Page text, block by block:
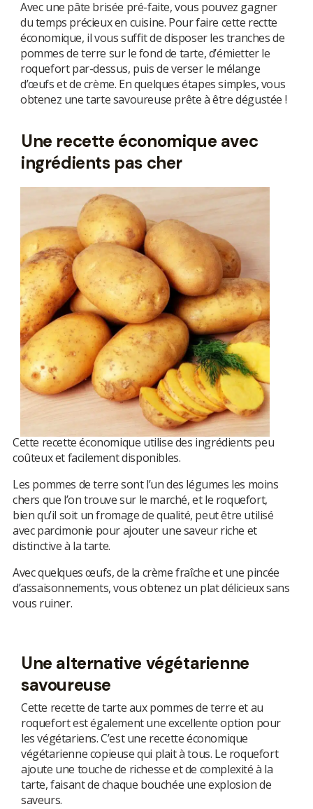
Avec une pâte brisée pré-faite, vous pouvez gagner
du temps précieux en cuisine. Pour faire cette rectte
économique, il vous suffit de disposer les tranches de
pommes de terre sur le fond de tarte, d’émietter le
roquefort par-dessus, puis de verser le mélange
d’œufs et de crème. En quelques étapes simples, vous
obtenez une tarte savoureuse prête à être dégustée !
Une recette économique avec
ingrédients pas cher
Cette recette économique utilise des ingrédients peu
coûteux et facilement disponibles.
Les pommes de terre sont l’un des légumes les moins
chers que l’on trouve sur le marché, et le roquefort,
bien qu’il soit un fromage de qualité, peut être utilisé
avec parcimonie pour ajouter une saveur riche et
distinctive à la tarte.
Avec quelques œufs, de la crème fraîche et une pincée
d’assaisonnements, vous obtenez un plat délicieux sans
vous ruiner.
Une alternative végétarienne
savoureuse
Cette recette de tarte aux pommes de terre et au
roquefort est également une excellente option pour
les végétariens. C’est une recette économique
végétarienne copieuse qui plait à tous. Le roquefort
ajoute une touche de richesse et de complexité à la
tarte, faisant de chaque bouchée une explosion de
saveurs.